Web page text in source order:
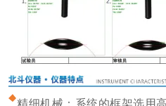
精细机械：系统的框架选用